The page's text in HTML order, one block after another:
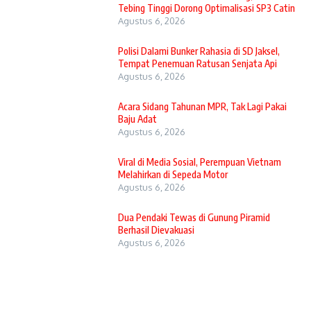
Tebing Tinggi Dorong Optimalisasi SP3 Catin
Agustus 6, 2026
Polisi Dalami Bunker Rahasia di SD Jaksel,
Tempat Penemuan Ratusan Senjata Api
Agustus 6, 2026
Acara Sidang Tahunan MPR, Tak Lagi Pakai
Baju Adat
Agustus 6, 2026
Viral di Media Sosial, Perempuan Vietnam
Melahirkan di Sepeda Motor
Agustus 6, 2026
Dua Pendaki Tewas di Gunung Piramid
Berhasil Dievakuasi
Agustus 6, 2026